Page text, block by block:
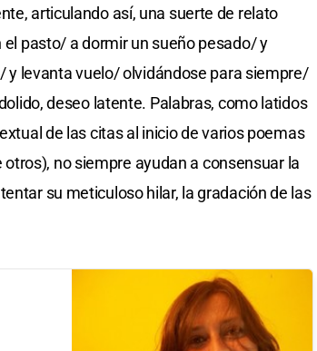
articulando así, una suerte de relato
pasto/ a dormir un sueño pesado/ y
y levanta vuelo/ olvidándose para siempre/
deseo latente. Palabras, como latidos
de las citas al inicio de varios poemas
no siempre ayudan a consensuar la
su meticuloso hilar, la gradación de las